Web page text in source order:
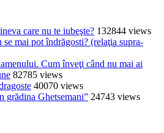
care nu te iubeşte? 132844 views
mai pot îndrăgosti? (relaţia supra-
Cum înveţi când nu mai ai
82785 views
40070 views
grădina Ghetsemani” 24743 views